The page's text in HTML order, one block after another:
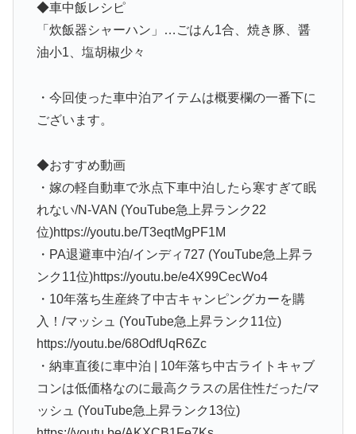
◆車中飯レシピ
「炊飯器シャーハン」…ごはん1合、焼き豚、醤
油小1、塩胡椒少々
・今回使った車中泊アイテムは概要欄の一番下に
ございます。
◆おすすめ動画
・嫁の軽自動車で氷点下車中泊したら寒すぎて眠
れない/N-VAN (YouTube急上昇ランク22
位)https://youtu.be/T3eqtMgPF1M
・PA退避車中泊/インディ727 (YouTube急上昇ラ
ンク11位)https://youtu.be/e4X99CecWo4
・10年落ち生産終了中古キャンピングカーを購
入！/マッシュ (YouTube急上昇ランク11位)
https://youtu.be/68OdfUqR6Zc
・納車直後に車中泊 | 10年落ち中古ライトキャブ
コンは低価格なのに最高クラスの居住性だった/マ
ッシュ (YouTube急上昇ランク13位)